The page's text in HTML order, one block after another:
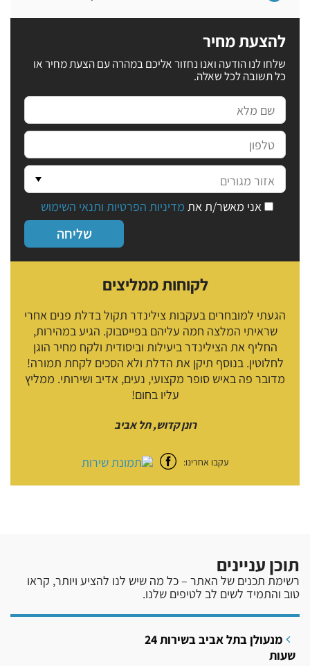
להצעת מחיר
שלחו לנו הודעה ואנו נחזור אליכם במהרה עם הצעת מחיר או
כל תשובה לכל שאלה.
אני מאשר/ת את מדיניות הפרטיות ותנאי השימוש
לקוחות ממליצים
הגעתי למובחרים בעקבות צילינדר תקול בדלת פנים אחרי
שראיתי המלצה חמה עליהם בפייסבוק. הגיע במהירות,
החליף את הצילינדר ביעילות וביסודית ולקח מחיר הוגן
לחלוטין. בנוסף תיקן את הדלת ולא הסכים לקחת תמורה!
מדובר פה באיש סופר מקצועי, נעים, אדיב ושירותי. ממליץ
עליו בחום!
רונן קדוש, תל אביב
עקבו אחרינו:
תוכן עניינים
רשימת תכנים של האתר – כל מה שיש לנו להציע ויותר, קראו
טוב והתמיד לשים לב לטיפים שלנו.
מנעולן בתל אביב בשירות 24
שעות